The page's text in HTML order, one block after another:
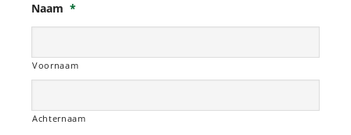
Naam *
Voornaam
Achternaam